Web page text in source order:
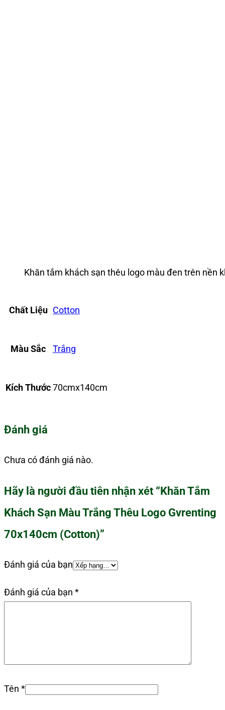
Khăn tắm khách sạn thêu logo màu đen trên nền
Chất Liệu Cotton
Màu Sắc Trắng
Kích Thước70cmx140cm
Đánh giá
Chưa có đánh giá nào.
Hãy là người đầu tiên nhận xét “Khăn Tắm
Khách Sạn Màu Trắng Thêu Logo Gvrenting
70x140cm (Cotton)”
Đánh giá của bạn
Đánh giá của bạn *
Tên *